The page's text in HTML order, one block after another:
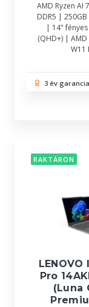
AMD Ryzen AI
DDR5 | 250GB
| 14"
(QHD+) |
W11
3 év garancia
RAKTÁRON
LENOVO
Pro
(Luna